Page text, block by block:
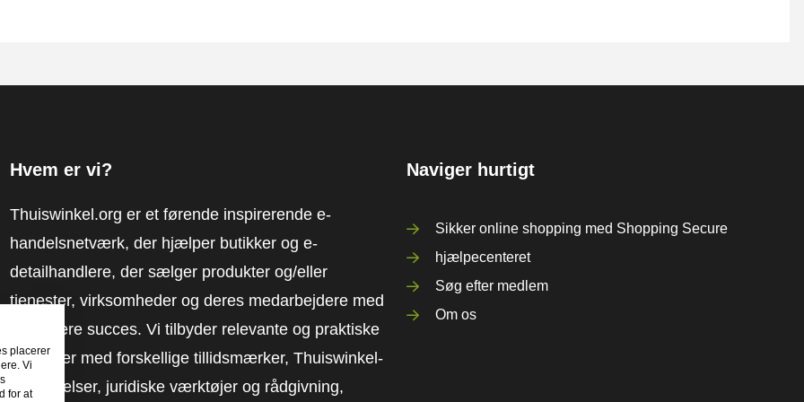
Hvem er vi?
Thuiswinkel.org er et førende inspirerende e-
handelsnetværk, der hjælper butikker og e-
detailhandlere, der sælger produkter og/eller
tjenester, virksomheder og deres medarbejdere med
at få mere succes. Vi tilbyder relevante og praktiske
løsninger med forskellige tillidsmærker, Thuiswinkel-
anmeldelser, juridiske værktøjer og rådgivning,
Naviger hurtigt
Sikker online shopping med Shopping Secure
hjælpecenteret
Søg efter medlem
Om os
placerer
Vi
for at